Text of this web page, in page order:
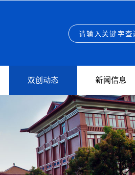
双创动态 新闻信息